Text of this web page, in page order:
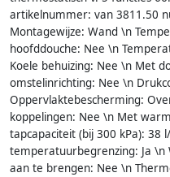
artikelnummer: van 3811.50
Montagewijze: Wand \n
hoofddouche: Nee \n
Koele behuizing: Nee \n Met
omstelinrichting: Nee \n
Oppervlaktebescherming:
koppelingen: Nee \n Met
tapcapaciteit (bij 300 kPa): 38
temperatuurbegrenzing: Ja
aan te brengen: Nee \n